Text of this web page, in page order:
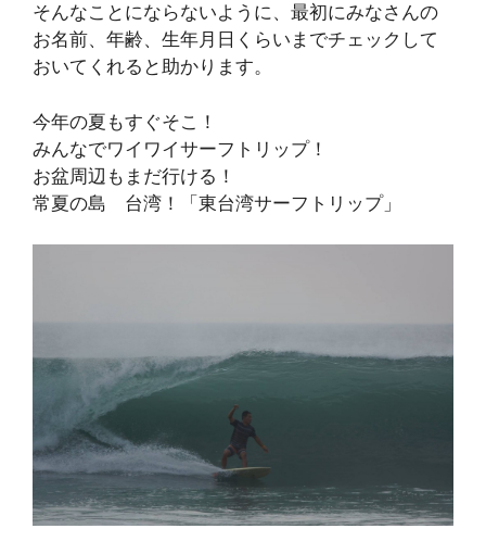
そんなことにならないように、最初にみなさんの
お名前、年齢、生年月日くらいまでチェックして
おいてくれると助かります。
今年の夏もすぐそこ！
みんなでワイワイサーフトリップ！
お盆周辺もまだ行ける！
常夏の島 台湾！「東台湾サーフトリップ」